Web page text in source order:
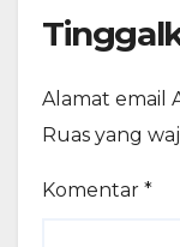
Alamat email
Ruas yang
Komentar *